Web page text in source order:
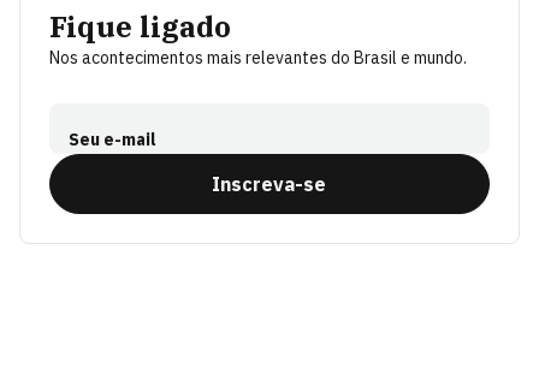
Fique ligado
Nos acontecimentos mais relevantes do Brasil e mundo.
Seu e-mail
Inscreva-se